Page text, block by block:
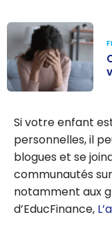
payer vos
dettes plus vite
au Canada
Si votre enfant
personnelles, il
blogues et se
communautés
notamment aux
d’EducFinance,